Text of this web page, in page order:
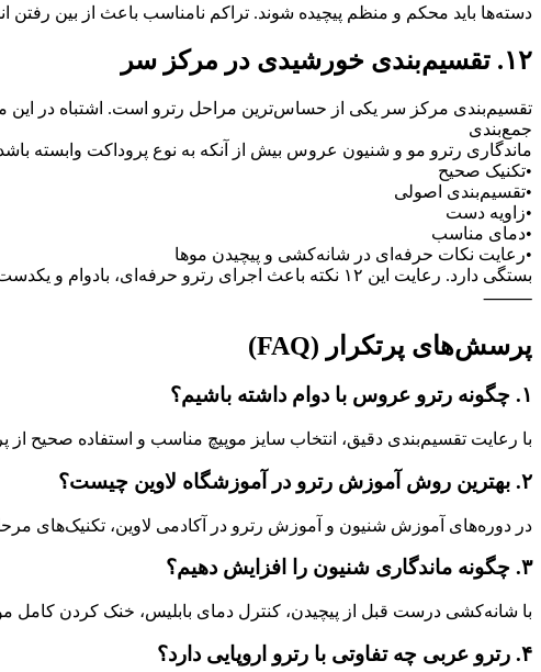
دسته‌ها باید محکم و منظم پیچیده شوند. تراکم نامناسب باعث از بین
۱۲. تقسیم‌بندی خورشیدی در مرکز سر
تقسیم‌بندی مرکز سر یکی از حساس‌ترین مراحل رترو است. اشتباه در این
جمع‌بندی
ماندگاری رترو مو و شنیون عروس بیش از آنکه به نوع پروداکت وابسته
•تکنیک صحیح
•تقسیم‌بندی اصولی
•زاویه دست
•دمای مناسب
•رعایت نکات حرفه‌ای در شانه‌کشی و پیچیدن موها
بستگی دارد. رعایت این ۱۲ نکته باعث اجرای رترو حرفه‌ای، بادوام و یکدست می‌شود و کیفیت نهایی شینیون را به شکل چشمگیری افزایش می‌دهد.
⸻
پرسش‌های پرتکرار (FAQ)
۱. چگونه رترو عروس با دوام داشته باشیم؟
با رعایت تقسیم‌بندی دقیق، انتخاب سایز موپیچ مناسب و استفاده صحیح از
۲. بهترین روش آموزش رترو در آموزشگاه لاوین چیست؟
در دوره‌های آموزش شنیون و آموزش رترو در آکادمی لاوین، تکنیک‌های
۳. چگونه ماندگاری شنیون را افزایش دهیم؟
با شانه‌کشی درست قبل از پیچیدن، کنترل دمای بابلیس، خنک کردن کامل
۴. رترو عربی چه تفاوتی با رترو اروپایی دارد؟